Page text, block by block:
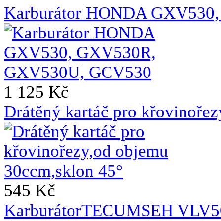
Karburátor HONDA
1 125 Kč
Drátěný kartáč pro
545 Kč
KarburátorTECUMSEH